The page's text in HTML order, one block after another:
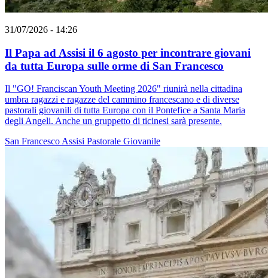
31/07/2026 - 14:26
Il Papa ad Assisi il 6 agosto per incontrare giovani
da tutta Europa sulle orme di San Francesco
Il "GO! Franciscan Youth Meeting 2026" riunirà nella cittadina
umbra ragazzi e ragazze del cammino francescano e di diverse
pastorali giovanili di tutta Europa con il Pontefice a Santa Maria
degli Angeli. Anche un gruppetto di ticinesi sarà presente.
San FrancescoAssisi Pastorale Giovanile